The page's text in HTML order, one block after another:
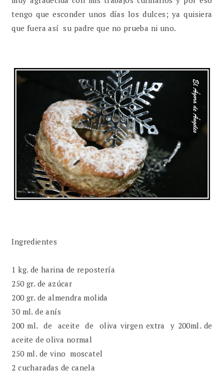
tengo que esconder unos días los dulces; ya quisiera
que fuera así su padre que no prueba ni uno.
Ingredientes
1 kg. de harina de repostería
250 gr. de azúcar
200 gr. de almendra molida
30 ml. de anís
200 ml. de aceite de oliva virgen extra y 200ml. de
aceite de oliva normal
250 ml. de vino moscatel
2 cucharadas de canela